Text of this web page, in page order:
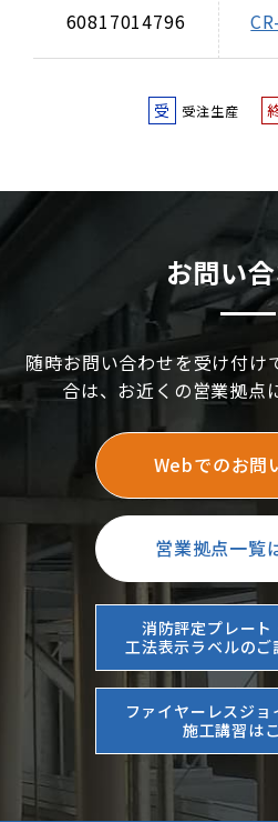
60817014796
受 受注生産
お問い
随時お問い合わせを受け付け
合は、お近くの営業拠点
Webでのお問
営業拠点一覧
消防評定プレート
工法表示ラベルのご
ファイヤーレスジョ
施工講習は